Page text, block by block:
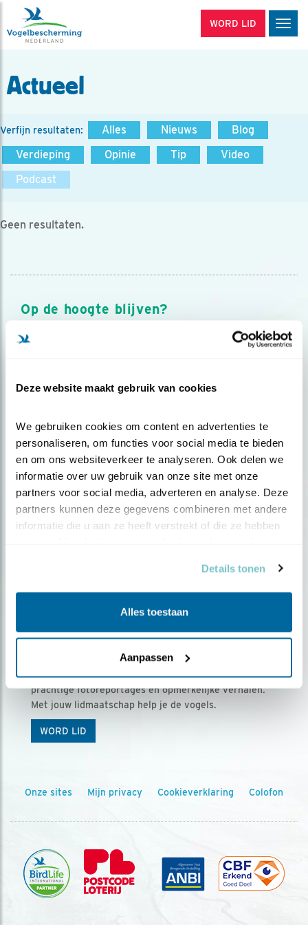
Deze website maakt gebruik van cookies
We gebruiken cookies om content en advertenties te
personaliseren, om functies voor social media te bieden
en om ons websiteverkeer te analyseren. Ook delen we
informatie over uw gebruik van onze site met onze
partners voor social media, adverteren en analyse. Deze
partners kunnen deze gegevens combineren met andere
informatie die u aan ze heeft verstrekt of die ze hebben
Details tonen
Alles toestaan
Aanpassen
WORD LID
Actueel
Verfijn resultaten: Alles Nieuws
Blog
Verdieping
Opinie Tip
Video
Podcast
Geen resultaten.
Op de hoogte blijven?
Meld je aan en ontvang nieuws, inspiratie, acties en tips
over vogels en activiteiten van Vogelbescherming.
Ontvang 5 x Vogels voor € 36,00 per jaar
Vogels is het tijdschrift voor onze leden, met
prachtige fotoreportages en opmerkelijke verhalen.
Met jouw lidmaatschap help je de vogels.
WORD LID
Onze sites Mijn privacy Cookieverklaring Colofon